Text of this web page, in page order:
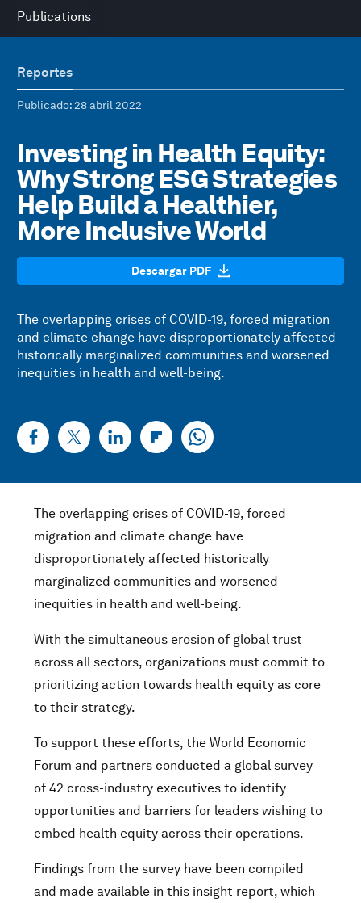
Publications
Reportes
Publicado: 28 abril 2022
Investing in Health Equity:
Why Strong ESG Strategies
Help Build a Healthier,
More Inclusive World
Descargar PDF
The overlapping crises of COVID-19, forced migration
and climate change have disproportionately affected
historically marginalized communities and worsened
inequities in health and well-being.
The overlapping crises of COVID-19, forced
migration and climate change have
disproportionately affected historically
marginalized communities and worsened
inequities in health and well-being.
With the simultaneous erosion of global trust
across all sectors, organizations must commit to
prioritizing action towards health equity as core
to their strategy.
To support these efforts, the World Economic
Forum and partners conducted a global survey
of 42 cross-industry executives to identify
opportunities and barriers for leaders wishing to
embed health equity across their operations.
Findings from the survey have been compiled
and made available in this insight report, which